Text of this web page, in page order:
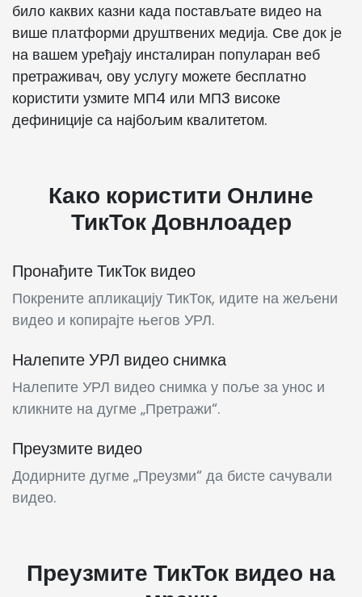
било каквих казни када постављате видео на
више платформи друштвених медија. Све док је
на вашем уређају инсталиран популаран веб
претраживач, ову услугу можете бесплатно
користити узмите МП4 или МП3 високе
дефиниције са најбољим квалитетом.
Како користити Онлине
ТикТок Довнлоадер
Пронађите ТикТок видео
Покрените апликацију ТикТок, идите на жељени
видео и копирајте његов УРЛ.
Налепите УРЛ видео снимка
Налепите УРЛ видео снимка у поље за унос и
кликните на дугме „Претражи“.
Преузмите видео
Додирните дугме „Преузми“ да бисте сачували
видео.
Преузмите ТикТок видео на